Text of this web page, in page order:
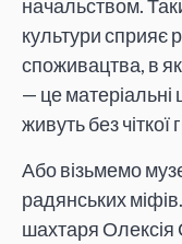
начальством.
культури сприяє
споживацтва, в
— це матеріальні
живуть без чіткої
Або візьмемо
радянських
шахтаря